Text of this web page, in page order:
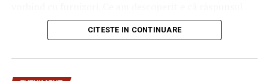
„corect” depinde mult de context, de cât de des muți
pavilionul și de ce condiții meteo ai de înfruntat.
CITESTE IN CONTINUARE